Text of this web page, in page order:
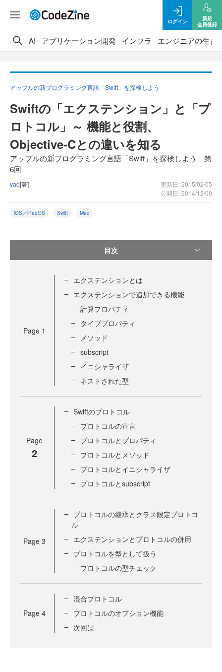
ログイン
新規
会員登録
AI アプリケーション開発 インフラ エンジニアの生き
アップルの新プログラミング言語「Swift」を探検しよう
Swiftの「エクステンション」と「プ
ロトコル」～ 機能と役割、
Objective-Cとの違いを知る
アップルの新プログラミング言語「Swift」を探検しよう 第
6回
yad[著]
更新日: 2015/02/05
公開日: 2014/12/09
iOS／iPadOS Swift Mac
目次
Page 1
エクステンションとは
エクステンションで追加できる機能
計算プロパティ
タイププロパティ
メソッド
subscript
イニシャライザ
ネストされた型
Page
2
Swiftのプロトコル
プロトコルの宣言
プロトコルとプロパティ
プロトコルとメソッド
プロトコルとイニシャライザ
プロトコルとsubscript
Page 3
プロトコルの継承とクラス限定プロトコ
ル
エクステンションとプロトコルの併用
プロトコルを型として扱う
プロトコルの型チェック
Page 4
混合プロトコル
プロトコルのオプション機能
次回は